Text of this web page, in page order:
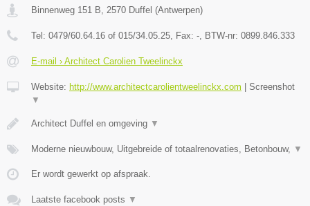
Binnenweg 151 B, 2570 Duffel (Antwerpen)
Tel: 0479/60.64.16 of 015/34.05.25, Fax: -, BTW-nr: 0899.846.333
E-mail › Architect Carolien Tweelinckx
Website: http://www.architectcarolientweelinckx.com
Screenshot
▼
Architect Duffel en omgeving ▼
Moderne nieuwbouw, Uitgebreide of totaalrenovaties, Betonbouw, ▼
Er wordt gewerkt op afspraak.
Laatste facebook posts ▼